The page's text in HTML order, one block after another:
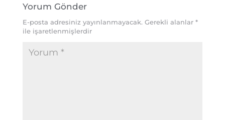
Yorum Gönder
E-posta adresiniz yayınlanmayacak. Gerekli alanlar *
ile işaretlenmişlerdir